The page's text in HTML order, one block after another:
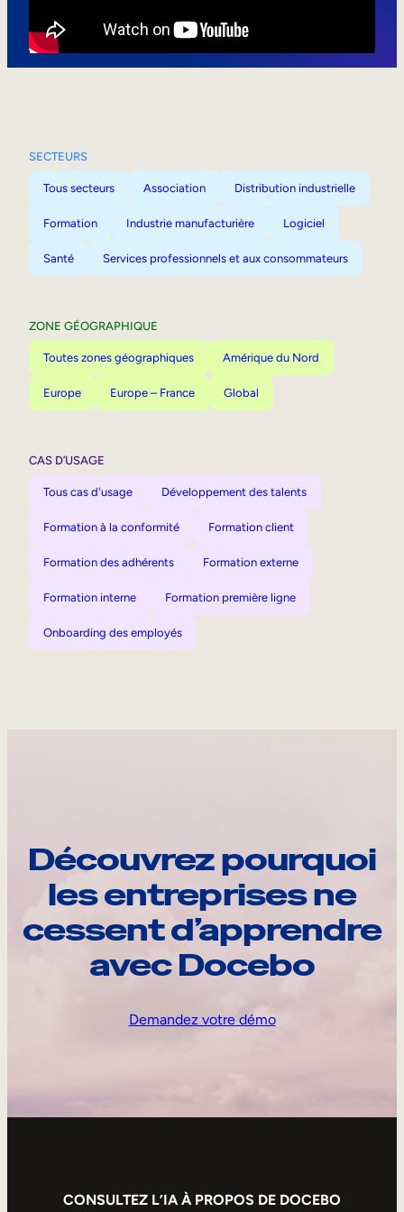
SECTEURS
Tous secteurs Association Distribution industrielle
Formation Industrie manufacturière Logiciel
Santé Services professionnels et aux consommateurs
ZONE GÉOGRAPHIQUE
Toutes zones géographiques Amérique du Nord
Europe Europe – France Global
CAS D’USAGE
Tous cas d'usage Développement des talents
Formation à la conformité Formation client
Formation des adhérents Formation externe
Formation interne Formation première ligne
Onboarding des employés
Découvrez pourquoi
les entreprises ne
cessent d’apprendre
avec Docebo
Demandez votre démo
CONSULTEZ L’IA À PROPOS DE DOCEBO